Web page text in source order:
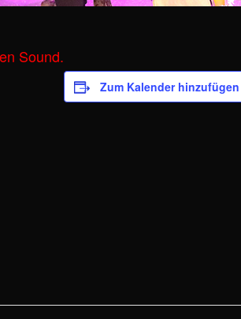
Sound.
Zum Kalender hinzufügen